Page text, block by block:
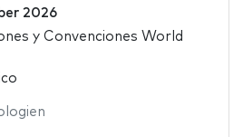
2026
y Convenciones World